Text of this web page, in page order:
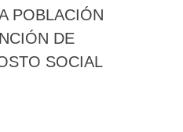
POBLACIÓN
DE
SOCIAL